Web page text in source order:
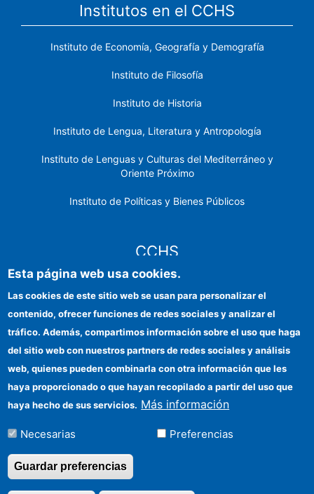
Institutos en el CCHS
Instituto de Economía, Geografía y Demografía
Instituto de Filosofía
Instituto de Historia
Instituto de Lengua, Literatura y Antropología
Instituto de Lenguas y Culturas del Mediterráneo y
Oriente Próximo
Instituto de Políticas y Bienes Públicos
CCHS
Identidad institucional
Ayudas FEDER
Organismos financiadores
Contacto
Cómo llegar
Esta página web usa cookies.
Las cookies de este sitio web se usan para personalizar el
contenido, ofrecer funciones de redes sociales y analizar el
tráfico. Además, compartimos información sobre el uso que haga
del sitio web con nuestros partners de redes sociales y análisis
web, quienes pueden combinarla con otra información que les
haya proporcionado o que hayan recopilado a partir del uso que
haya hecho de sus servicios. Más información
Necesarias Preferencias
Guardar preferencias